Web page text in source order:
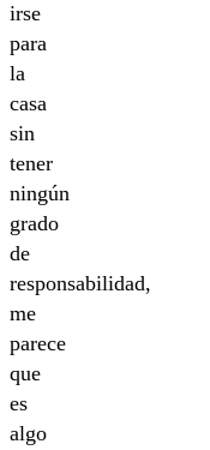
irse
para
la
casa
sin
tener
ningún
grado
de
responsabilidad,
me
parece
que
es
algo